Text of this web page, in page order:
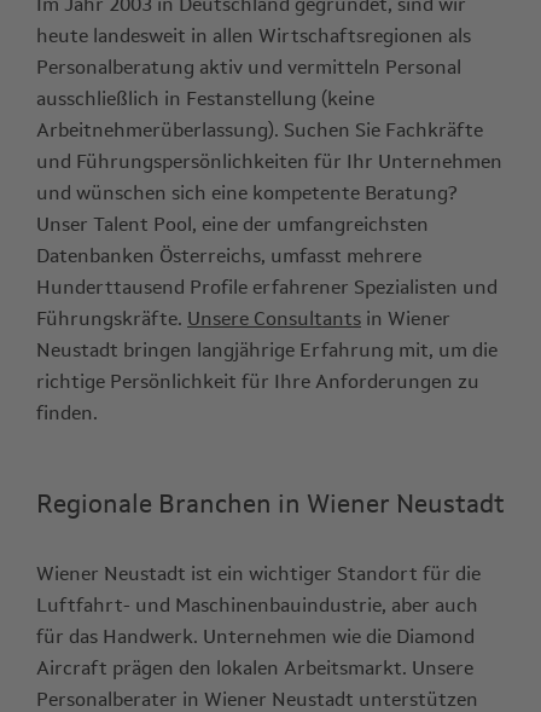
Im Jahr 2003 in Deutschland gegründet, sind wir
heute landesweit in allen Wirtschaftsregionen als
Personalberatung aktiv und vermitteln Personal
ausschließlich in Festanstellung (keine
Arbeitnehmerüberlassung). Suchen Sie Fachkräfte
und Führungspersönlichkeiten für Ihr Unternehmen
und wünschen sich eine kompetente Beratung?
Unser Talent Pool, eine der umfangreichsten
Datenbanken Österreichs, umfasst mehrere
Hunderttausend Profile erfahrener Spezialisten und
Führungskräfte. Unsere Consultants in Wiener
Neustadt bringen langjährige Erfahrung mit, um die
richtige Persönlichkeit für Ihre Anforderungen zu
finden.
Regionale Branchen in Wiener Neustadt
Wiener Neustadt ist ein wichtiger Standort für die
Luftfahrt- und Maschinenbauindustrie, aber auch
für das Handwerk. Unternehmen wie die Diamond
Aircraft prägen den lokalen Arbeitsmarkt. Unsere
Personalberater in Wiener Neustadt unterstützen